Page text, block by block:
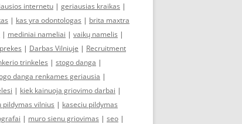
internetu | geriausias kraikas |
| kas yra odontologas | brita maxtra
| mediniai nameliai | vaikų namelis |
| Darbas Vilniuje | Recruitment
trinkeles | stogo danga |
danga renkames geriausia |
| kiek kainuoja griovimo darbai |
pildymas vilnius | kaseciu pildymas
| muro sienu griovimas | seo |